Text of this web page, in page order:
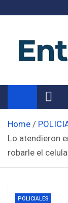
Noticias
Información de
Home
Lo atendieron
robarle el
POLICIALES